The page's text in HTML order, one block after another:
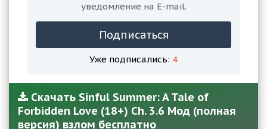
уведомление на E-mail.
Подписаться
Уже подписались: 4
Скачать Sinful Summer: A Tale of
Forbidden Love (18+) Ch. 3.6 Мод (полная
версия) взлом бесплатно